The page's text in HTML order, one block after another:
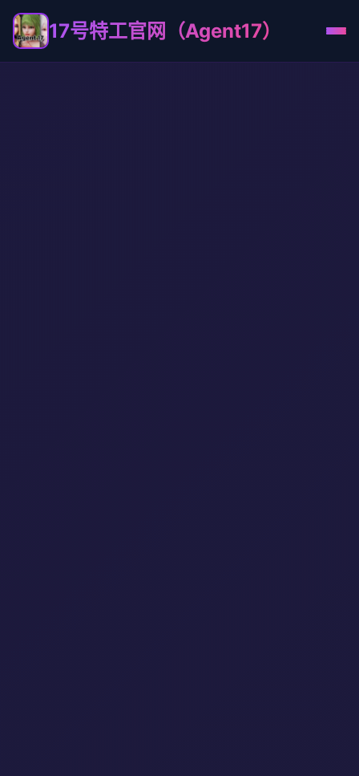
17号特工官网（Agent17）